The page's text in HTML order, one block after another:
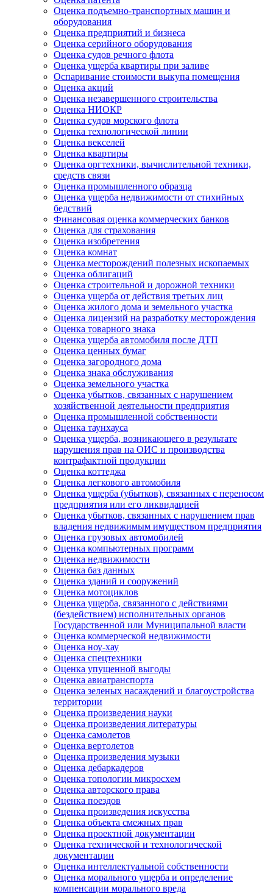
Оценка подъемно-транспортных машин и
оборудования
Оценка предприятий и бизнеса
Оценка серийного оборудования
Оценка судов речного флота
Оценка ущерба квартиры при заливе
Оспаривание стоимости выкупа помещения
Оценка акций
Оценка незавершенного строительства
Оценка НИОКР
Оценка судов морского флота
Оценка технологической линии
Оценка векселей
Оценка квартиры
Оценка оргтехники, вычислительной техники,
средств связи
Оценка промышленного образца
Оценка ущерба недвижимости от стихийных
бедствий
Финансовая оценка коммерческих банков
Оценка для страхования
Оценка изобретения
Оценка комнат
Оценка месторождений полезных ископаемых
Оценка облигаций
Оценка строительной и дорожной техники
Оценка ущерба от действия третьих лиц
Оценка жилого дома и земельного участка
Оценка лицензий на разработку месторождения
Оценка товарного знака
Оценка ущерба автомобиля после ДТП
Оценка ценных бумаг
Оценка загородного дома
Оценка знака обслуживания
Оценка земельного участка
Оценка убытков, связанных с нарушением
хозяйственной деятельности предприятия
Оценка промышленной собственности
Оценка таунхауса
Оценка ущерба, возникающего в результате
нарушения прав на ОИС и производства
контрафактной продукции
Оценка коттеджа
Оценка легкового автомобиля
Оценка ущерба (убытков), связанных с переносом
предприятия или его ликвидацией
Оценка убытков, связанных с нарушением прав
владения недвижимым имуществом предприятия
Оценка грузовых автомобилей
Оценка компьютерных программ
Оценка недвижимости
Оценка баз данных
Оценка зданий и сооружений
Оценка мотоциклов
Оценка ущерба, связанного с действиями
(бездействием) исполнительных органов
Государственной или Муниципальной власти
Оценка коммерческой недвижимости
Оценка ноу-хау
Оценка спецтехники
Оценка упущенной выгоды
Оценка авиатранспорта
Оценка зеленых насаждений и благоустройства
территории
Оценка произведения науки
Оценка произведения литературы
Оценка самолетов
Оценка вертолетов
Оценка произведения музыки
Оценка дебаркадеров
Оценка топологии микросхем
Оценка авторского права
Оценка поездов
Оценка произведения искусства
Оценка объекта смежных прав
Оценка проектной документации
Оценка технической и технологической
документации
Оценка интеллектуальной собственности
Оценка морального ущерба и определение
компенсации морального вреда